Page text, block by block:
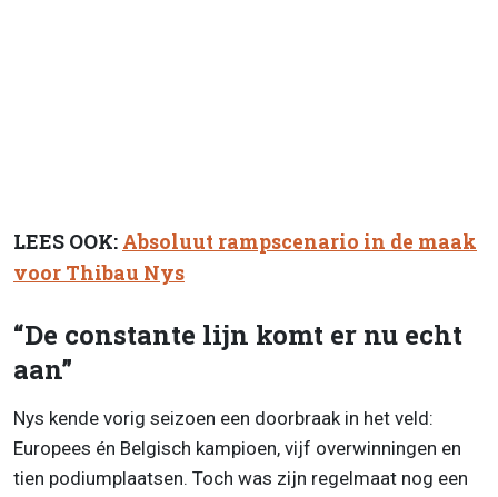
LEES OOK: Absoluut rampscenario in de maak
voor Thibau Nys
“De constante lijn komt er nu echt
aan”
Nys kende vorig seizoen een doorbraak in het veld:
Europees én Belgisch kampioen, vijf overwinningen en
tien podiumplaatsen. Toch was zijn regelmaat nog een